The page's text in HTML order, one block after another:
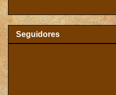
Seguidores